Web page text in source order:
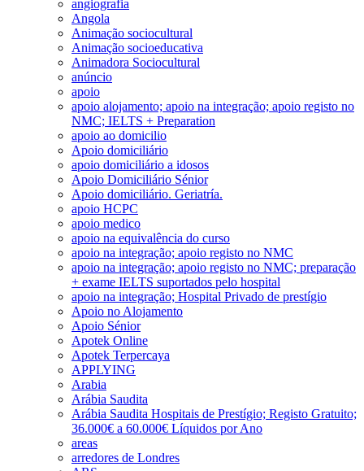
angiografia
Angola
Animação sociocultural
Animação socioeducativa
Animadora Sociocultural
anúncio
apoio
apoio alojamento; apoio na integração; apoio registo no
NMC; IELTS + Preparation
apoio ao domicilio
Apoio domiciliário
apoio domiciliário a idosos
Apoio Domiciliário Sénior
Apoio domiciliário. Geriatría.
apoio HCPC
apoio medico
apoio na equivalência do curso
apoio na integração; apoio registo no NMC
apoio na integração; apoio registo no NMC; preparação
+ exame IELTS suportados pelo hospital
apoio na integração; Hospital Privado de prestígio
Apoio no Alojamento
Apoio Sénior
Apotek Online
Apotek Terpercaya
APPLYING
Arabia
Arábia Saudita
Arábia Saudita Hospitais de Prestígio; Registo Gratuito;
36.000€ a 60.000€ Líquidos por Ano
areas
arredores de Londres